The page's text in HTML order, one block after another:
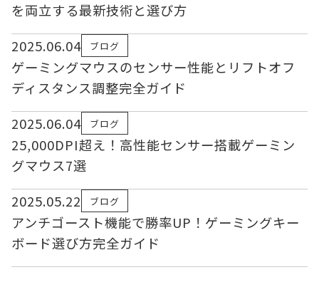
を両立する最新技術と選び方
2025.06.04
ブログ
ゲーミングマウスのセンサー性能とリフトオフ
ディスタンス調整完全ガイド
2025.06.04
ブログ
25,000DPI超え！高性能センサー搭載ゲーミン
グマウス7選
2025.05.22
ブログ
アンチゴースト機能で勝率UP！ゲーミングキー
ボード選び方完全ガイド